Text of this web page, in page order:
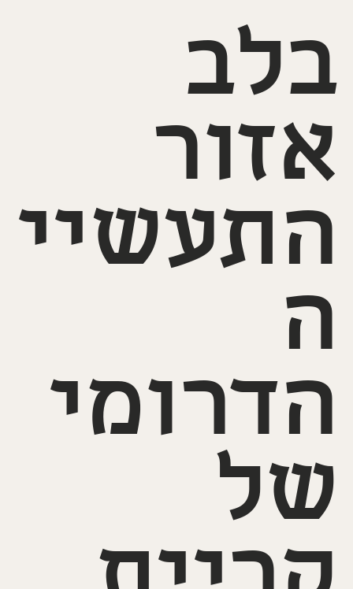
בלב
אזור
התעשיי
ה
הדרומי
של